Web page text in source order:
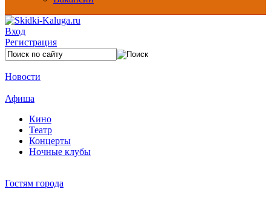
Вход
Регистрация
Новости
Афиша
Кино
Театр
Концерты
Ночные клубы
Гостям города